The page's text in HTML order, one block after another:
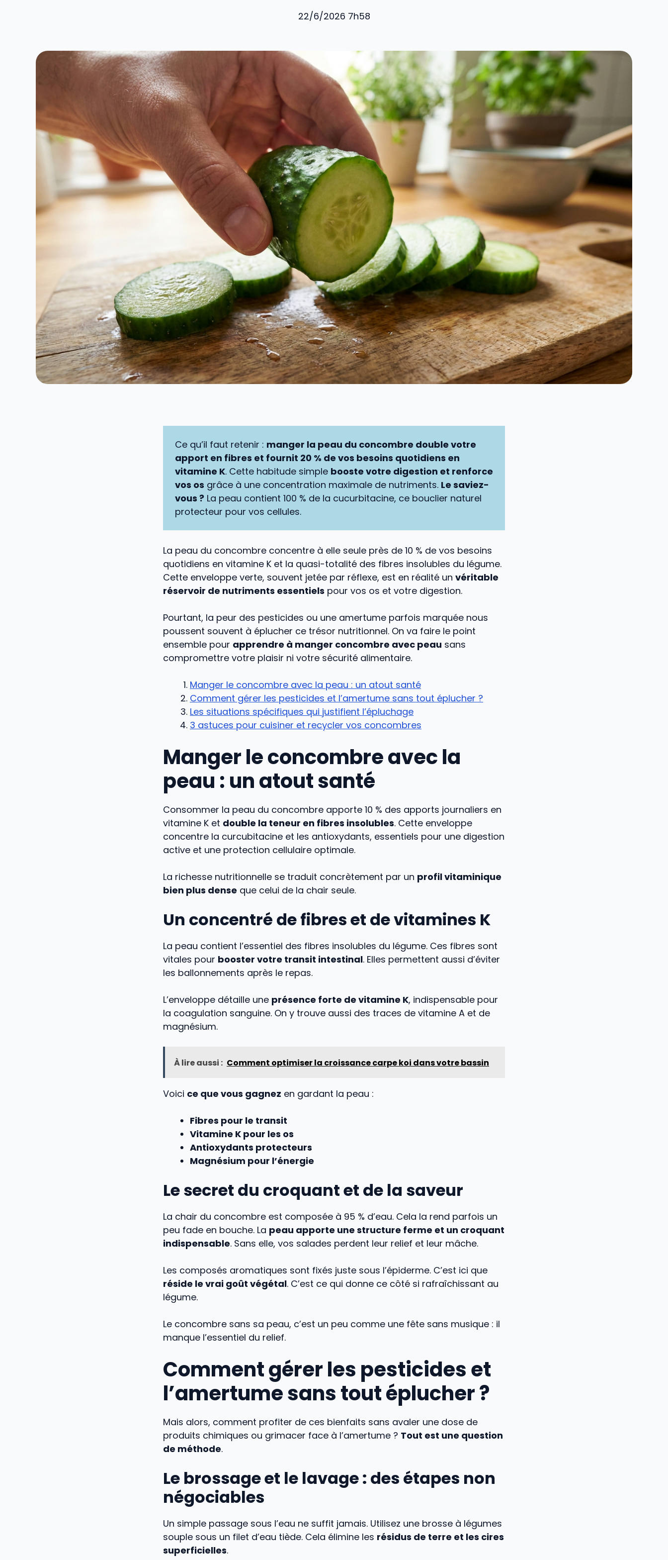
22/6/2026 7h58
Ce qu’il faut retenir : manger la peau du concombre double votre
apport en fibres et fournit 20 % de vos besoins quotidiens en
vitamine K. Cette habitude simple booste votre digestion et renforce
vos os grâce à une concentration maximale de nutriments. Le saviez-
vous ? La peau contient 100 % de la cucurbitacine, ce bouclier naturel
protecteur pour vos cellules.
La peau du concombre concentre à elle seule près de 10 % de vos besoins
quotidiens en vitamine K et la quasi-totalité des fibres insolubles du légume.
Cette enveloppe verte, souvent jetée par réflexe, est en réalité un véritable
réservoir de nutriments essentiels pour vos os et votre digestion.
Pourtant, la peur des pesticides ou une amertume parfois marquée nous
poussent souvent à éplucher ce trésor nutritionnel. On va faire le point
ensemble pour apprendre à manger concombre avec peau sans
compromettre votre plaisir ni votre sécurité alimentaire.
Manger le concombre avec la peau : un atout santé
Comment gérer les pesticides et l’amertume sans tout éplucher ?
Les situations spécifiques qui justifient l’épluchage
3 astuces pour cuisiner et recycler vos concombres
Manger le concombre avec la
peau : un atout santé
Consommer la peau du concombre apporte 10 % des apports journaliers en
vitamine K et double la teneur en fibres insolubles. Cette enveloppe
concentre la curcubitacine et les antioxydants, essentiels pour une digestion
active et une protection cellulaire optimale.
La richesse nutritionnelle se traduit concrètement par un profil vitaminique
bien plus dense que celui de la chair seule.
Un concentré de fibres et de vitamines K
La peau contient l’essentiel des fibres insolubles du légume. Ces fibres sont
vitales pour booster votre transit intestinal. Elles permettent aussi d’éviter
les ballonnements après le repas.
L’enveloppe détaille une présence forte de vitamine K, indispensable pour
la coagulation sanguine. On y trouve aussi des traces de vitamine A et de
magnésium.
À lire aussi : Comment optimiser la croissance carpe koi dans votre bassin
Voici ce que vous gagnez en gardant la peau :
Fibres pour le transit
Vitamine K pour les os
Antioxydants protecteurs
Magnésium pour l’énergie
Le secret du croquant et de la saveur
La chair du concombre est composée à 95 % d’eau. Cela la rend parfois un
peu fade en bouche. La peau apporte une structure ferme et un croquant
indispensable. Sans elle, vos salades perdent leur relief et leur mâche.
Les composés aromatiques sont fixés juste sous l’épiderme. C’est ici que
réside le vrai goût végétal. C’est ce qui donne ce côté si rafraîchissant au
légume.
Le concombre sans sa peau, c’est un peu comme une fête sans musique : il
manque l’essentiel du relief.
Comment gérer les pesticides et
l’amertume sans tout éplucher ?
Mais alors, comment profiter de ces bienfaits sans avaler une dose de
produits chimiques ou grimacer face à l’amertume ? Tout est une question
de méthode.
Le brossage et le lavage : des étapes non
négociables
Un simple passage sous l’eau ne suffit jamais. Utilisez une brosse à légumes
souple sous un filet d’eau tiède. Cela élimine les résidus de terre et les cires
superficielles.